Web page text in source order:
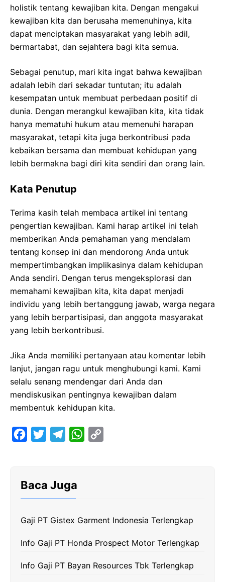
holistik tentang kewajiban kita. Dengan mengakui
kewajiban kita dan berusaha memenuhinya, kita
dapat menciptakan masyarakat yang lebih adil,
bermartabat, dan sejahtera bagi kita semua.
Sebagai penutup, mari kita ingat bahwa kewajiban
adalah lebih dari sekadar tuntutan; itu adalah
kesempatan untuk membuat perbedaan positif di
dunia. Dengan merangkul kewajiban kita, kita tidak
hanya mematuhi hukum atau memenuhi harapan
masyarakat, tetapi kita juga berkontribusi pada
kebaikan bersama dan membuat kehidupan yang
lebih bermakna bagi diri kita sendiri dan orang lain.
Kata Penutup
Terima kasih telah membaca artikel ini tentang
pengertian kewajiban. Kami harap artikel ini telah
memberikan Anda pemahaman yang mendalam
tentang konsep ini dan mendorong Anda untuk
mempertimbangkan implikasinya dalam kehidupan
Anda sendiri. Dengan terus mengeksplorasi dan
memahami kewajiban kita, kita dapat menjadi
individu yang lebih bertanggung jawab, warga negara
yang lebih berpartisipasi, dan anggota masyarakat
yang lebih berkontribusi.
Jika Anda memiliki pertanyaan atau komentar lebih
lanjut, jangan ragu untuk menghubungi kami. Kami
selalu senang mendengar dari Anda dan
mendiskusikan pentingnya kewajiban dalam
membentuk kehidupan kita.
o
k
g
a
m
W
p
p
n
k
Baca Juga
Gaji PT Gistex Garment Indonesia Terlengkap
Info Gaji PT Honda Prospect Motor Terlengkap
Info Gaji PT Bayan Resources Tbk Terlengkap